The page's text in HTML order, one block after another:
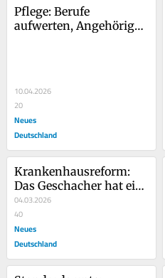
Pflege: Berufe
aufwerten, Angehörige
10.04.2026
20
Neues
Deutschland
Krankenhausreform:
Das Geschacher hat ein
Ende
04.03.2026
40
Neues
Deutschland